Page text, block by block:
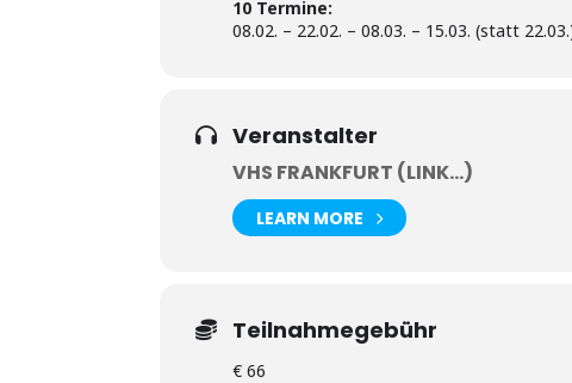
10 Termine:
08.02. – 22.02. – 08.03. – 15.03. (statt
Veranstalter
VHS FRANKFURT (LINK...)
LEARN MORE
Teilnahmegebühr
€ 66